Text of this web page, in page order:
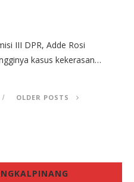
III DPR, Adde Rosi
kasus kekerasan…
OLDER POSTS